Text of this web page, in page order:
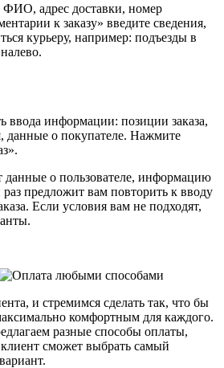
ФИО, адрес доставки, номер
к заказу» введите сведения,
курьеру, например: подъезды в
ввода информации: позиции заказа,
данные о покупателе. Нажмите
данные о пользователе, информацию
предложит вам повторить к вводу
Если условия вам не подходят,
и стремимся сделать так, что бы
комфортным для каждого.
разные способы оплаты,
сможет выбрать самый